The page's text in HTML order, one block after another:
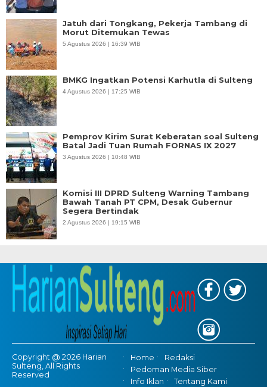
Jatuh dari Tongkang, Pekerja Tambang di
Morut Ditemukan Tewas
5 Agustus 2026 | 16:39 WIB
BMKG Ingatkan Potensi Karhutla di Sulteng
4 Agustus 2026 | 17:25 WIB
Pemprov Kirim Surat Keberatan soal Sulteng
Batal Jadi Tuan Rumah FORNAS IX 2027
3 Agustus 2026 | 10:48 WIB
Komisi III DPRD Sulteng Warning Tambang
Bawah Tanah PT CPM, Desak Gubernur
Segera Bertindak
2 Agustus 2026 | 19:15 WIB
Copyright @ 2026 Harian
Sulteng, All Rights
Reserved
Home
Redaksi
Pedoman Media Siber
Info Iklan
Tentang Kami